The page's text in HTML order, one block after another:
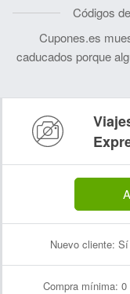
Códigos
Cupones.es
caducados porque
Nuevo cliente: Sí
Compra mínima: 0